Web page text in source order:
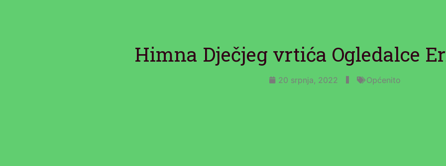
Himna Dječjeg vrtića Ogledalce
20 srpnja, 2022 Općenito